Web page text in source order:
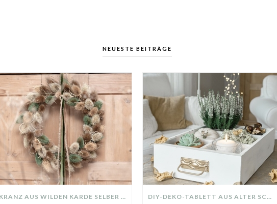
NEUESTE BEITRÄGE
KRANZ AUS WILDEN KARDE SELBER MACHEN: HERBSTDEKO GANZ EINFACH DIY-DEKO-TABLETT AUS ALTER SCHUBLADE – NACHHALTIGE HERBSTDEKO SELBER MACHEN!